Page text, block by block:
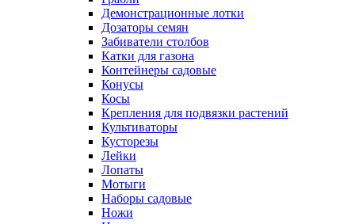
Демонстрационные лотки
Дозаторы семян
Забиватели столбов
Катки для газона
Контейнеры садовые
Конусы
Косы
Крепления для подвязки растений
Культиваторы
Кусторезы
Лейки
Лопаты
Мотыги
Наборы садовые
Ножи